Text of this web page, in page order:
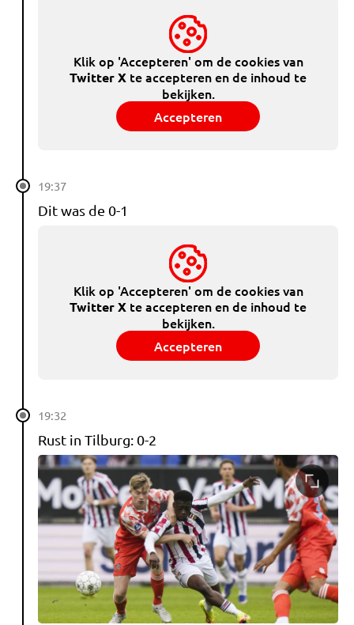
Klik op 'Accepteren' om de cookies van
Twitter X te accepteren en de inhoud te
bekijken.
Accepteren
19:37
Dit was de 0-1
Klik op 'Accepteren' om de cookies van
Twitter X te accepteren en de inhoud te
bekijken.
Accepteren
19:32
Rust in Tilburg: 0-2